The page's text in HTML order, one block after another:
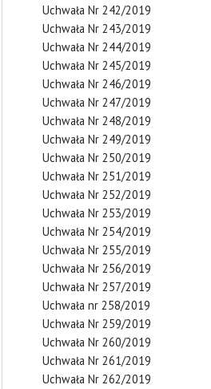
Uchwała Nr 242/2019
Uchwała Nr 243/2019
Uchwała Nr 244/2019
Uchwała Nr 245/2019
Uchwała Nr 246/2019
Uchwała Nr 247/2019
Uchwała Nr 248/2019
Uchwała Nr 249/2019
Uchwała Nr 250/2019
Uchwała Nr 251/2019
Uchwała Nr 252/2019
Uchwała Nr 253/2019
Uchwała Nr 254/2019
Uchwała Nr 255/2019
Uchwała Nr 256/2019
Uchwała Nr 257/2019
Uchwała nr 258/2019
Uchwała Nr 259/2019
Uchwała Nr 260/2019
Uchwała Nr 261/2019
Uchwała Nr 262/2019